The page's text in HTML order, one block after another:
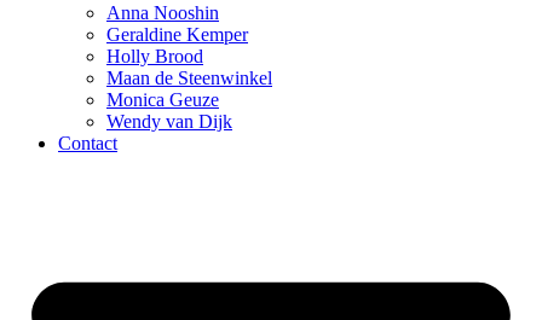
Anna Nooshin
Geraldine Kemper
Holly Brood
Maan de Steenwinkel
Monica Geuze
Wendy van Dijk
Contact